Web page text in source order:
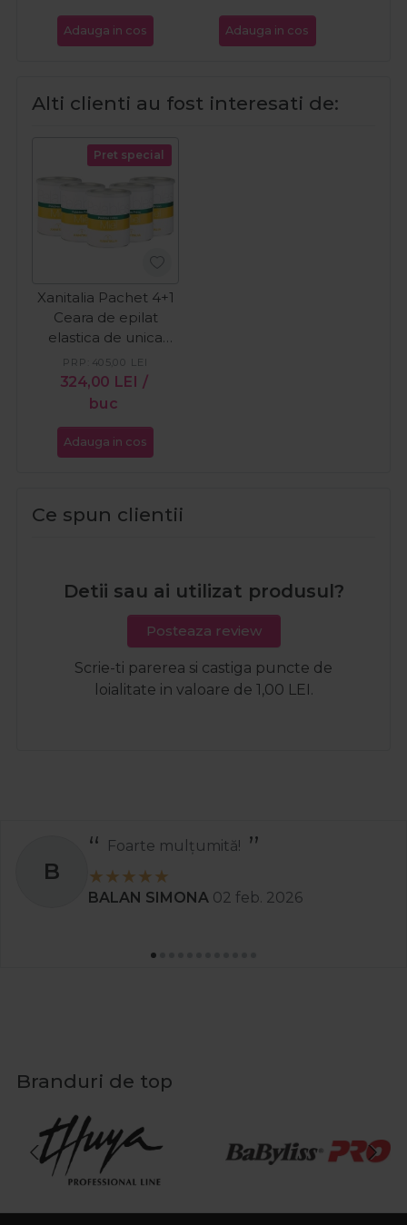
Adauga in cos Adauga in cos
Alti clienti au fost interesati de:
Pret special
Xanitalia Pachet 4+1
Ceara de epilat
elastica de unica
folosinta cu miere
800ml
324,00 LEI /
buc
PRP: 405,00 LEI
Adauga in cos
Ce spun clientii
Detii sau ai utilizat produsul?
Posteaza review
Scrie-ti parerea si castiga puncte de
loialitate in valoare de 1,00 LEI.
B
Foarte mulțumită!
BALAN SIMONA 02 feb. 2026
Branduri de top